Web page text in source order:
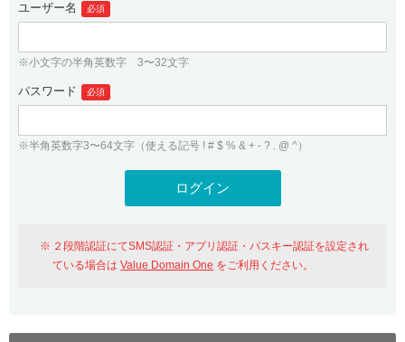
.jpドメインバックオーダー
プレミアムドメイン
人気ドメインの種類
WHOIS検索
紹介制度
バリュードメインAPI
ドメイン・ホスティングOEM
ログイン
従来のバリュードメインをご利用希望の方
Value Domainにログイン
おすすめ One レンタルサーバーを含む最新の機能を使う方
ユーザー登録
ユーザー名 必須
※小文字の半角英数字 3〜32文字
パスワード 必須
※半角英数字3〜64文字（使える記号 ! # $ % & + - ? . @ ^）
２段階認証にてSMS認証・アプリ認証・パスキー認証を設定され
ている場合はValue Domain One をご利用ください。